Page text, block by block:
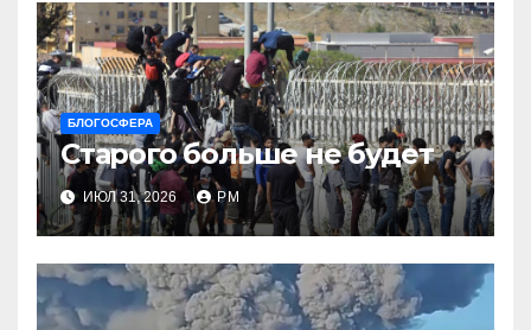
БЛОГОСФЕРА
Старого больше не будет
ИЮЛ 31, 2026 РМ